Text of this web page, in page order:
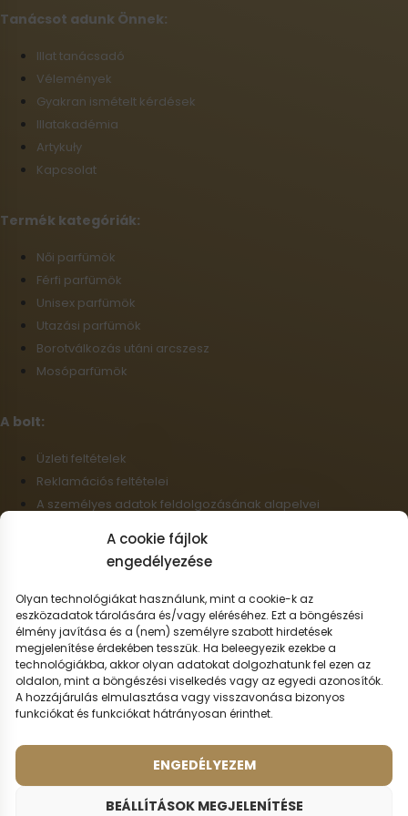
A cookie fájlok
engedélyezése
Olyan technológiákat használunk, mint a cookie-k az
eszközadatok tárolására és/vagy eléréséhez. Ezt a böngészési
élmény javítása és a (nem) személyre szabott hirdetések
megjelenítése érdekében tesszük. Ha beleegyezik ezekbe a
technológiákba, akkor olyan adatokat dolgozhatunk fel ezen az
oldalon, mint a böngészési viselkedés vagy az egyedi azonosítók.
A hozzájárulás elmulasztása vagy visszavonása bizonyos
funkciókat és funkciókat hátrányosan érinthet.
ENGEDÉLYEZEM
BEÁLLÍTÁSOK MEGJELENÍTÉSE
Tanácsot adunk Önnek:
Illat tanácsadó
Vélemények
Gyakran ismételt kérdések
Illatakadémia
Artykuły
Kapcsolat
Termék kategóriák:
Női parfümök
Férfi parfümök
Unisex parfümök
Utazási parfümök
Borotválkozás utáni arcszesz
Mosóparfümök
A bolt:
Üzleti feltételek
Reklamációs feltételei
A személyes adatok feldolgozásának alapelvei
Nagykereskedelem
Elállás a szerződéstől
Magyar
Szállítási lehetőségek:
© 2026 - Minden jog fenntartva.